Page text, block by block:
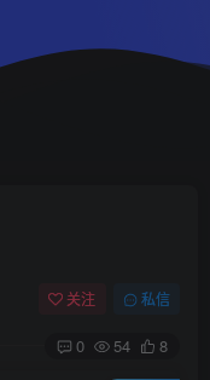
关注 私信
0 54
8